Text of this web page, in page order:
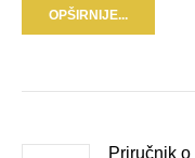
OPŠIRNIJE...
Priručnik